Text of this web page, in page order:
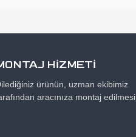
HİZMETİ
ürünün, uzman ekibimiz
aracınıza montaj edilmesi.